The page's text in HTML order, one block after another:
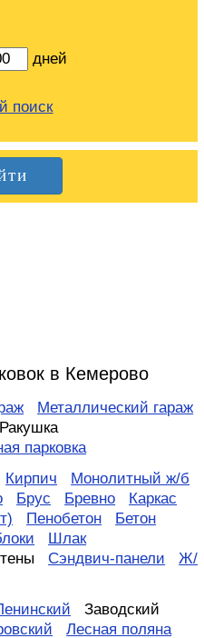
дней
поиск
в Кемерово
Металлический гараж
Ракушка
парковка
Кирпич
Монолитный ж/б
Брус Бревно
Каркас
Пенобетон
Бетон
Шлак
Сэндвич-панели
Ж/
Заводский
Лесная поляна